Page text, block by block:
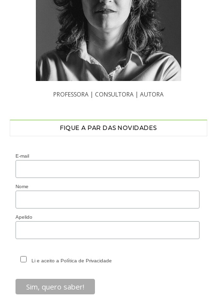
PROFESSORA | CONSULTORA | AUTORA
FIQUE A PAR DAS NOVIDADES
E-mail
Nome
Apelido
Li e aceito a Política de Privacidade